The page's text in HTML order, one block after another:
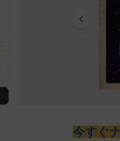
今すぐ